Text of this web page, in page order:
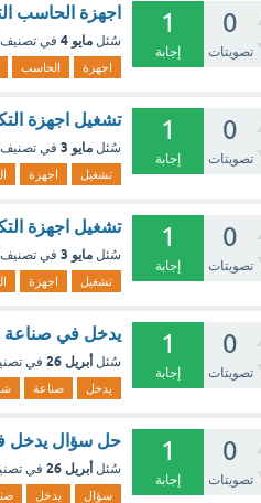
0
تصويتات
1
إجابة
اجهزة الحاسب
سُئل مايو 4 في تصنيف
اجهزة الحاسب
0
تصويتات
1
إجابة
تشغيل اجهزة
سُئل مايو 3 في تصنيف
تشغيل اجهزة
0
تصويتات
1
إجابة
تشغيل اجهزة
سُئل مايو 3 في تصنيف
تشغيل اجهزة
0
تصويتات
1
إجابة
يدخل في صناعة
سُئل أبريل 26 في
يدخل صناعة
0
تصويتات
1
إجابة
حل سؤال يدخل
سُئل أبريل 26 في
سؤال يدخل